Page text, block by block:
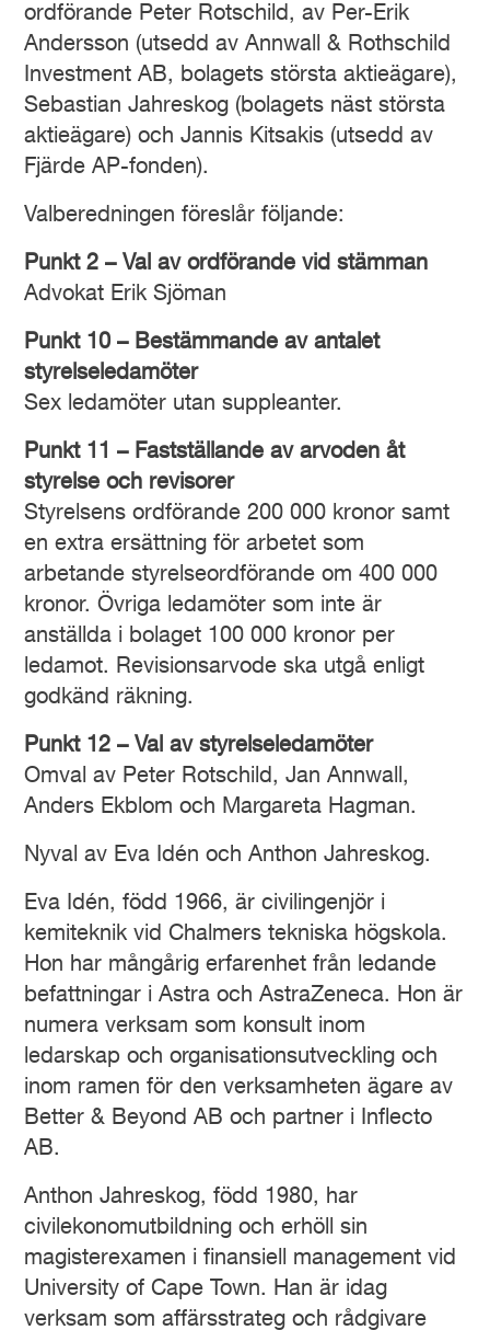
ordförande Peter Rotschild, av Per-Erik
Andersson (utsedd av Annwall & Rothschild
Investment AB, bolagets största aktieägare),
Sebastian Jahreskog (bolagets näst största
aktieägare) och Jannis Kitsakis (utsedd av
Fjärde AP-fonden).
Valberedningen föreslår följande:
Punkt 2 – Val av ordförande vid stämman
Advokat Erik Sjöman
Punkt 10 – Bestämmande av antalet
styrelseledamöter
Sex ledamöter utan suppleanter.
Punkt 11 – Fastställande av arvoden åt
styrelse och revisorer
Styrelsens ordförande 200 000 kronor samt
en extra ersättning för arbetet som
arbetande styrelseordförande om 400 000
kronor. Övriga ledamöter som inte är
anställda i bolaget 100 000 kronor per
ledamot. Revisionsarvode ska utgå enligt
godkänd räkning.
Punkt 12 – Val av styrelseledamöter
Omval av Peter Rotschild, Jan Annwall,
Anders Ekblom och Margareta Hagman.
Nyval av Eva Idén och Anthon Jahreskog.
Eva Idén, född 1966, är civilingenjör i
kemiteknik vid Chalmers tekniska högskola.
Hon har mångårig erfarenhet från ledande
befattningar i Astra och AstraZeneca. Hon är
numera verksam som konsult inom
ledarskap och organisationsutveckling och
inom ramen för den verksamheten ägare av
Better & Beyond AB och partner i Inflecto
AB.
Anthon Jahreskog, född 1980, har
civilekonomutbildning och erhöll sin
magisterexamen i finansiell management vid
University of Cape Town. Han är idag
verksam som affärsstrateg och rådgivare